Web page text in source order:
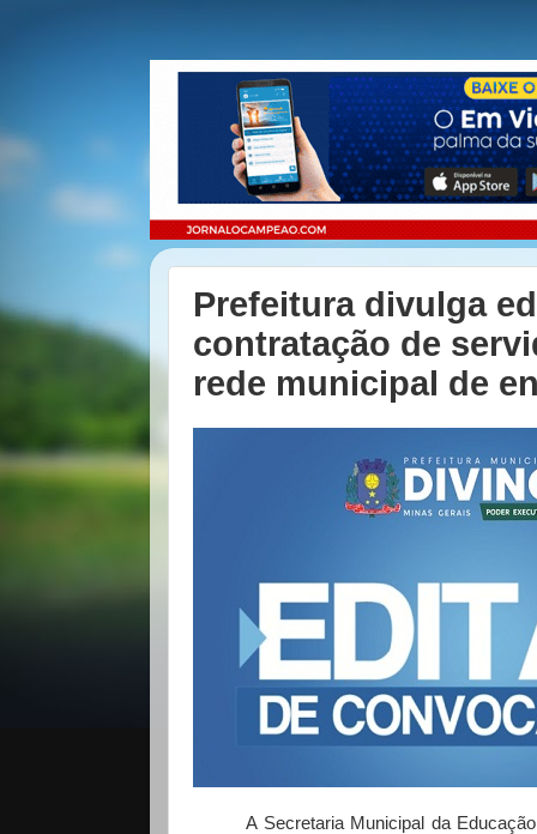
Prefeitura divulga
contratação de
rede municipal de
A Secretaria Municipal da Educação